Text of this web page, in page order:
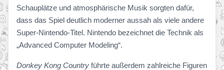
Schauplätze und atmosphärische Musik sorgten dafür,
dass das Spiel deutlich moderner aussah als viele andere
Super-Nintendo-Titel. Nintendo bezeichnet die Technik als
„Advanced Computer Modeling“.
Donkey Kong Country führte außerdem zahlreiche Figuren